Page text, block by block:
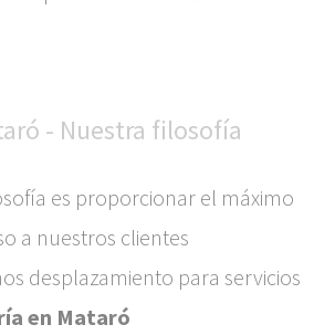
- Nuestra filosofía
es proporcionar el máximo
a nuestros clientes
desplazamiento para servicios
en Mataró